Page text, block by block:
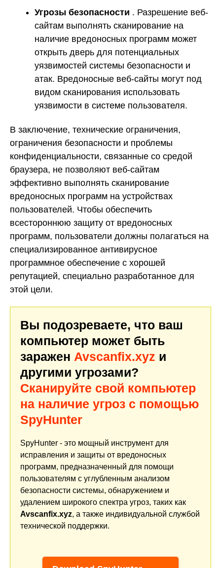
Угрозы безопасности . Разрешение веб-
сайтам выполнять сканирование на
наличие вредоносных программ может
открыть дверь для потенциальных
уязвимостей системы безопасности и
атак. Вредоносные веб-сайты могут под
видом сканирования использовать
уязвимости в системе пользователя.
В заключение, технические ограничения,
ограничения безопасности и проблемы
конфиденциальности, связанные со средой
браузера, не позволяют веб-сайтам
эффективно выполнять сканирование
вредоносных программ на устройствах
пользователей. Чтобы обеспечить
всестороннюю защиту от вредоносных
программ, пользователи должны полагаться на
специализированное антивирусное
программное обеспечение с хорошей
репутацией, специально разработанное для
этой цели.
Вы подозреваете, что ваш
компьютер может быть
заражен Avscanfix.xyz и
другими угрозами?
Сканируйте свой компьютер
на наличие угроз с помощью
SpyHunter
SpyHunter - это мощный инструмент для
исправления и защиты от вредоносных
программ, предназначенный для помощи
пользователям с углубленным анализом
безопасности системы, обнаружением и
удалением широкого спектра угроз, таких как
Avscanfix.xyz, а также индивидуальной службой
технической поддержки.